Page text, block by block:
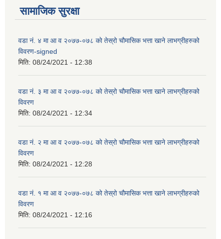
सामाजिक सुरक्षा
वडा न‌ं. ४ मा आ व २०७७-०७८ को तेस्रो चौमासिक भत्ता खाने लाभग्रीहरुको
विवरण-signed
मिति: 08/24/2021 - 12:38
वडा न‌ं. ३ मा आ व २०७७-०७८ को तेस्रो चौमासिक भत्ता खाने लाभग्रीहरुको
विवरण
मिति: 08/24/2021 - 12:34
वडा न‌ं. २ मा आ व २०७७-०७८ को तेस्रो चौमासिक भत्ता खाने लाभग्रीहरुको
विवरण
मिति: 08/24/2021 - 12:28
वडा न‌ं. १ मा आ व २०७७-०७८ को तेस्रो चौमासिक भत्ता खाने लाभग्रीहरुको
विवरण
मिति: 08/24/2021 - 12:16